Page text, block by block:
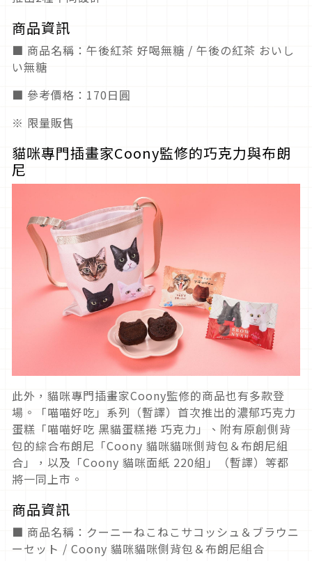
商品資訊
■ 商品名稱：午後紅茶 好喝無糖 / 午後の紅茶 おいし
い無糖
■ 參考價格：170日圓
※ 限量販售
貓咪專門插畫家Coony監修的巧克力與布朗
尼
此外，貓咪專門插畫家Coony監修的商品也有多款登
場。「喵喵好吃」系列（暫譯）首次推出的濃郁巧克力
蛋糕「喵喵好吃 黑貓蛋糕捲 巧克力」、附有原創側背
包的綜合布朗尼「Coony 貓咪貓咪側背包＆布朗尼組
合」，以及「Coony 貓咪面紙 220組」（暫譯）等都
將一同上市。
商品資訊
■ 商品名稱：クーニーねこねこサコッシュ＆ブラウニ
ーセット / Coony 貓咪貓咪側背包＆布朗尼組合